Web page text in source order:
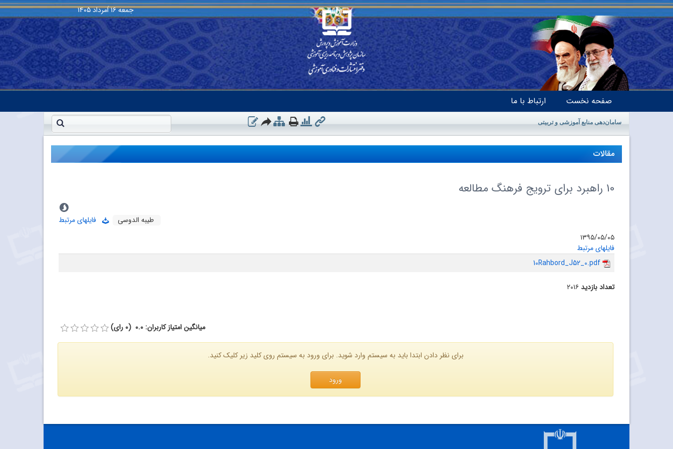
جمعه۱۶ اَمرداد ۱۴۰۵
صفحه نخست ارتباط با ما
سامان‌دهی منابع آموزشی و تربیتی
مقالات
10 راهبرد برای ترویج فرهنگ مطالعه
طیبه الدوسی
فایلهای مرتبط
۱۳۹۵/۰۵/۰۵
فایلهای مرتبط
10Rahbord_J52_0.pdf
تعداد بازدید۲۰۱۶
میانگین امتیاز کاربران: 0.0 (0 رای)
برای نظر دادن ابتدا باید به سیستم وارد شوید. برای ورود به سیستم روی کلید زیر کلیک کنید.
ورود